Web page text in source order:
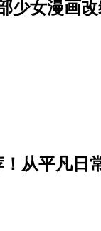
少女漫画
从平凡日